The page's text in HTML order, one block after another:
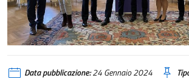
Data pubblicazione:24 Gennaio 2024